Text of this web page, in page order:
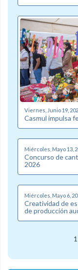
Viernes, Junio 19,
Casmul impulsa
Miércoles, Mayo 13,
Concurso de
2026
Miércoles, Mayo 6,
Creatividad de
de producción